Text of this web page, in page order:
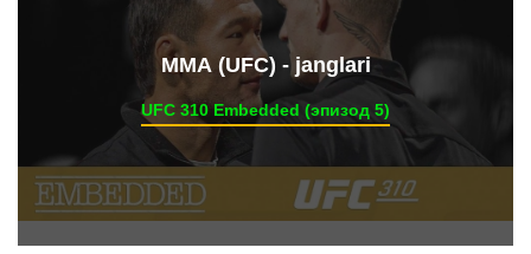
ММА (UFC) - janglari
UFC 310 Embedded (эпизод 5)